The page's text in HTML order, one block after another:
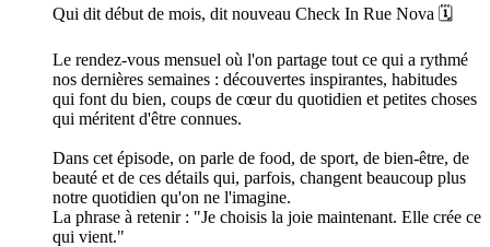
Qui dit début de mois, dit nouveau Check In Rue Nova 🗓️
Le rendez-vous mensuel où l'on partage tout ce qui a rythmé
nos dernières semaines : découvertes inspirantes, habitudes
qui font du bien, coups de cœur du quotidien et petites choses
qui méritent d'être connues.
Dans cet épisode, on parle de food, de sport, de bien-être, de
beauté et de ces détails qui, parfois, changent beaucoup plus
notre quotidien qu'on ne l'imagine.
La phrase à retenir : "Je choisis la joie maintenant. Elle crée ce
qui vient."